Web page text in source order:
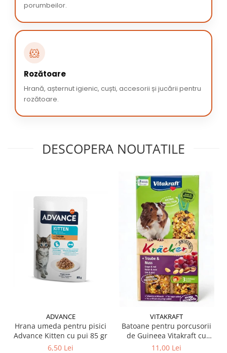
porumbeilor.
🐹
Rozătoare
Hrană, așternut igienic, cuști, accesorii și jucării pentru
rozătoare.
DESCOPERA NOUTATILE
ADVANCE
Hrana umeda pentru pisici
Advance Kitten cu pui 85 gr
6,50 Lei
VITAKRAFT
Batoane pentru porcusorii
de Guineea Vitakraft cu
struguri & nuci 2 buc
11,00 Lei